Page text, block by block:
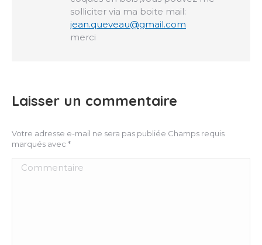
solliciter via ma boite mail:
jean.queveau@gmail.com
merci
Laisser un commentaire
Votre adresse e-mail ne sera pas publiée Champs requis
marqués avec *
Commentaire